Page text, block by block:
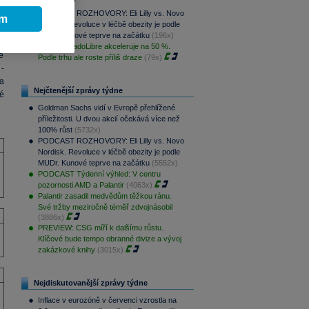
PODCAST ROZHOVORY: Eli Lilly vs. Novo
Nordisk. Revoluce v léčbě obezity je podle
MUDr. Kunové teprve na začátku (196x)
Růst MercadoLibre akceleruje na 50 %.
Podle trhu ale roste příliš draze (79x)
Nejčtenější zprávy týdne
Goldman Sachs vidí v Evropě přehlížené
příležitosti. U dvou akcií očekává více než
100% růst (5732x)
PODCAST ROZHOVORY: Eli Lilly vs. Novo
Nordisk. Revoluce v léčbě obezity je podle
MUDr. Kunové teprve na začátku (5552x)
PODCAST Týdenní výhled: V centru
pozornosti AMD a Palantir (4063x)
Palantir zasadil medvědům těžkou ránu.
Své tržby meziročně téměř zdvojnásobil
(3886x)
PREVIEW: CSG míří k dalšímu růstu.
Klíčové bude tempo obranné divize a vývoj
zakázkové knihy (3015x)
Nejdiskutovanější zprávy týdne
Inflace v eurozóně v červenci vzrostla na